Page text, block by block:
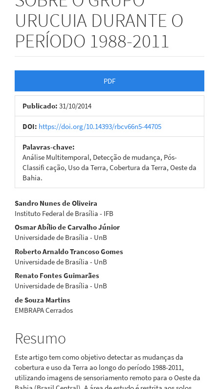
URUCUIA DURANTE O
PERÍODO 1988-2011
lateral
de
artigos
PDF
Publicado: 31/10/2014
DOI: https://doi.org/10.14393/rbcv66n5-44705
Palavras-chave:
Análise Multitemporal, Detecção de mudança, Pós-
Classifi cação, Uso da Terra, Cobertura da Terra, Oeste da
Bahia.
Conteúdo
do
artigo
principal
Sandro Nunes de Oliveira
Instituto Federal de Brasília - IFB
Osmar Abílio de Carvalho Júnior
Universidade de Brasília - UnB
Roberto Arnaldo Trancoso Gomes
Universidade de Brasília - UnB
Renato Fontes Guimarães
Universidade de Brasília - UnB
de Souza Martins
EMBRAPA Cerrados
Resumo
Este artigo tem como objetivo detectar as mudanças da
cobertura e uso da Terra ao longo do período 1988-2011,
utilizando imagens de sensoriamento remoto para o Oeste da